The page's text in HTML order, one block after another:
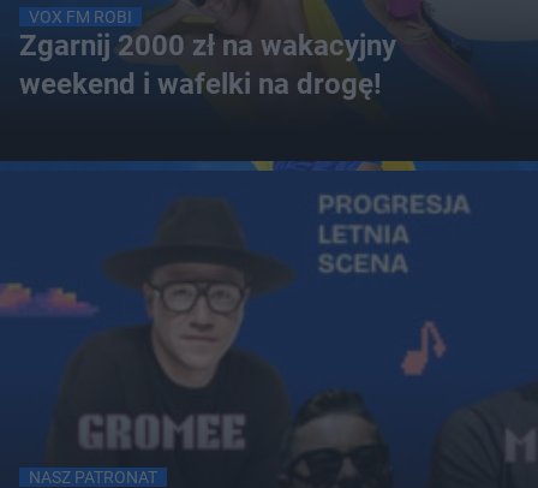
VOX FM ROBI
Zgarnij 2000 zł na wakacyjny
weekend i wafelki na drogę!
NASZ PATRONAT